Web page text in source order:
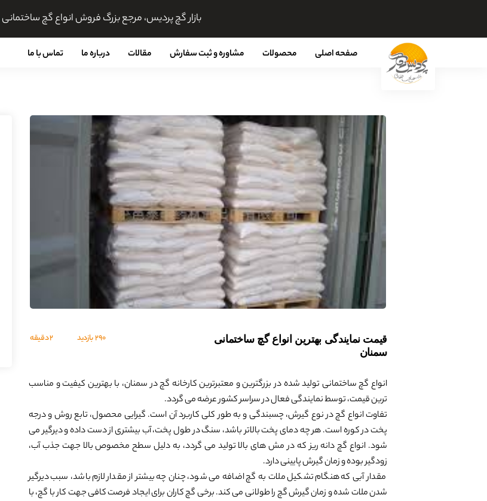
بازار گچ پردیس، مرجع بزرگ فروش انواع گچ ساختمانی
صفحه اصلی محصولات مشاوره و ثبت سفارش مقالات درباره ما تماس با ما
قیمت نمایندگی بهترین انواع گچ ساختمانی
سمنان
290بازدید 2 دقیقه
انواع گچ ساختمانی تولید شده در بزرگترین و معتبرترین کارخانه گچ در سمنان، با بهترین کیفیت و مناسب
ترین قیمت، توسط نمایندگی فعال در سراسر کشور عرضه می گردد.
تفاوت انواع گچ در نوع گیرش، چسبندگی و به طور کلی کاربرد آن است. گیرایی محصول، تابع روش و درجه
پخت در کوره است. هر چه دمای پخت بالاتر باشد، سنگ در طول پخت، آب بیشتری از دست داده و دیرگیر می
شود. انواع گچ دانه ریز که در مش های بالا تولید می گردد، به دلیل سطح مخصوص بالا جهت جذب آب،
زودگیر بوده و زمان گیرش پایینی دارد.
مقدار آبی که هنگام تشکیل ملات به گچ اضافه می شود، چنان چه بیشتر از مقدار لازم باشد، سبب دیرگیر
شدن ملات شده و زمان گیرش گچ را طولانی می کند. برخی گچ کاران برای ایجاد فرصت کافی جهت کار با گچ، با